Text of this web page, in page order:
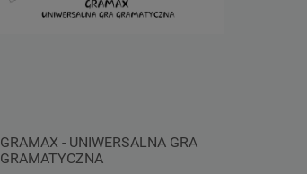
GRAMAX - UNIWERSALNA GRA
GRAMATYCZNA